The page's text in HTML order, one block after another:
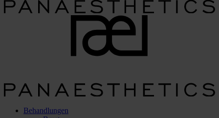
Behandlungen